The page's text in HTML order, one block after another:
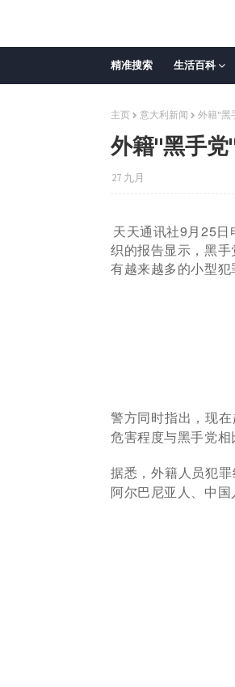
精准搜索 生活百科
主页 意大利新闻 外籍"黑
外籍"黑手
27 九月
天天通讯社9月25日
织的报告显示，黑
有越来越多的小型犯
警方同时指出，现
危害程度与黑手党相
据悉，外籍人员犯
阿尔巴尼亚人、中国